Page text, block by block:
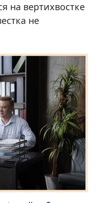
на вертихвостке
не